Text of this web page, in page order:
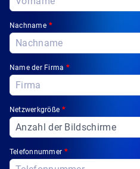
Programmatische Kampagnen
Broadsign Publish
Nachname *
Name der Firma *
Netzwerkgröße *
Telefonnummer *